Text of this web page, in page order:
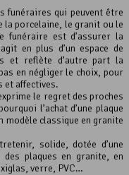
funéraires qui peuvent être
la porcelaine, le granit ou le
funéraire est d’assurer la
en plus d’un espace de
et reflète d’autre part la
en négliger le choix, pour
et affectives.
le regret des proches
l’achat d’une plaque
classique en granite
solide, dotée d’une
plaques en granite, en
verre, PVC…